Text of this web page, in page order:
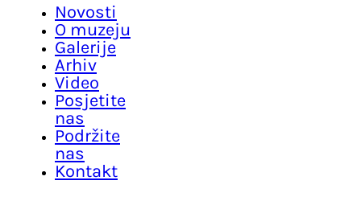
Novosti
O muzeju
Galerije
Arhiv
Video
Posjetite
nas
Podržite
nas
Kontakt